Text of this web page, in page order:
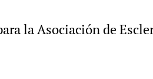
la Asociación de